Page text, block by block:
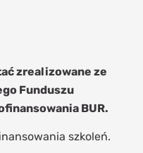
zrealizowane ze
Funduszu
BUR.
szkoleń.